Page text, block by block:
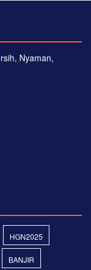
Nyaman,
HGN2025
BANJIR